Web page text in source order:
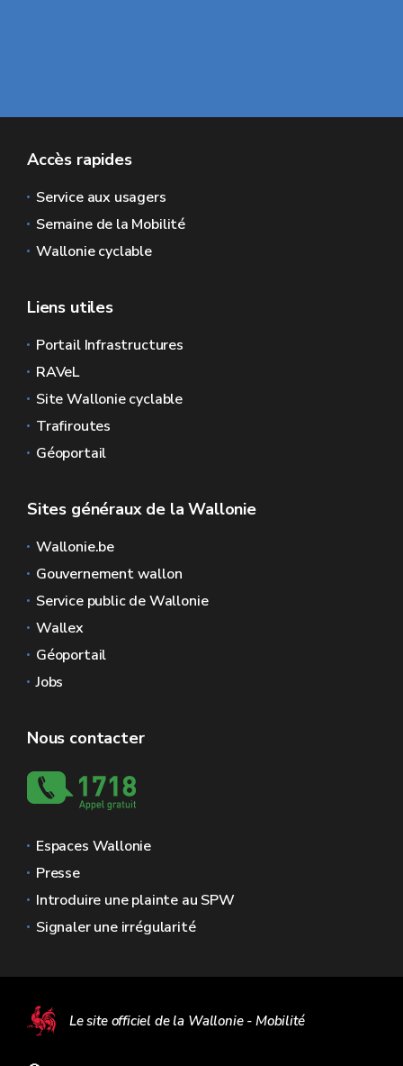
Accès rapides
Service aux usagers
Semaine de la Mobilité
Wallonie cyclable
Liens utiles
Portail Infrastructures
RAVeL
Site Wallonie cyclable
Trafiroutes
Géoportail
Sites généraux de la Wallonie
Wallonie.be
Gouvernement wallon
Service public de Wallonie
Wallex
Géoportail
Jobs
Nous contacter
Espaces Wallonie
Presse
Introduire une plainte au SPW
Signaler une irrégularité
Le site officiel de la Wallonie - Mobilité